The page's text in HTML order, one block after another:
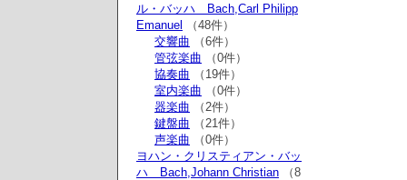
ル・バッハ Bach,Carl Philipp
Emanuel
（48件）
交響曲 （6件）
管弦楽曲 （0件）
協奏曲 （19件）
室内楽曲 （0件）
器楽曲 （2件）
鍵盤曲 （21件）
声楽曲 （0件）
ヨハン・クリスティアン・バッ
ハ Bach,Johann Christian （8